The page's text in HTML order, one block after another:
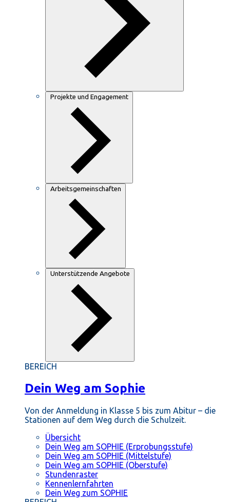
Projekte und Engagement
Arbeitsgemeinschaften
Unterstützende Angebote
BEREICH
Dein Weg am Sophie
Von der Anmeldung in Klasse 5 bis zum Abitur – die
Stationen auf dem Weg durch die Schulzeit.
Übersicht
Dein Weg am SOPHIE (Erprobungsstufe)
Dein Weg am SOPHIE (Mittelstufe)
Dein Weg am SOPHIE (Oberstufe)
Stundenraster
Kennenlernfahrten
Dein Weg zum SOPHIE